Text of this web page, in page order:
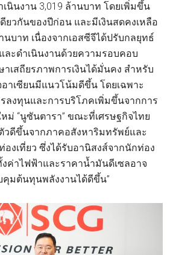
เนินงาน 3,019 ล้านบาท โดยเพิ่มขึ้น
ยวกันของปีก่อน และมีเงินสดคงเหลือ
นบาท เนื่องจากเอสซีจีได้ปรับกลยุทธ์
ละดำเนินงานด้วยความรอบคอบ
าเสถียรภาพการเงินได้มั่นคง สำหรับ
อาเซียนมีแนวโน้มดีขึ้น โดยเฉพาะ
ลงทุนและการบริโภคเพิ่มขึ้นจากการ
หม่ “นูซันตารา” ขณะที่เศรษฐกิจไทย
ดีขึ้นจากภาคอสังหาริมทรัพย์และ
องเที่ยว ซึ่งได้รับอานิสงส์จากนักท่อง
ค่าไฟฟ้าและราคาน้ำมันดีเซลอาจ
คุมต้นทุนพลังงานได้ดีขึ้น”